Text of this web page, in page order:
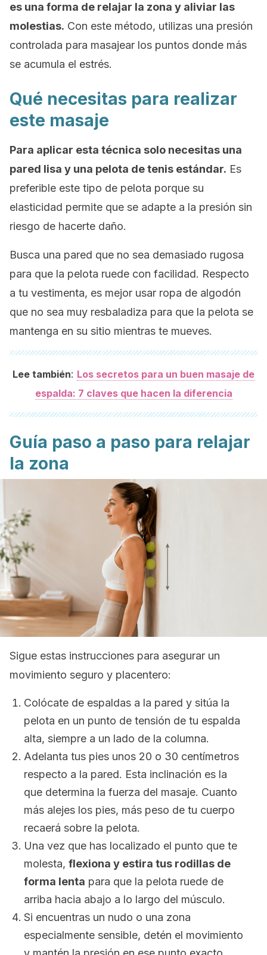
es una forma de relajar la zona y aliviar las
molestias. Con este método, utilizas una presión
controlada para masajear los puntos donde más
se acumula el estrés.
Qué necesitas para realizar
este masaje
Para aplicar esta técnica solo necesitas una
pared lisa y una pelota de tenis estándar. Es
preferible este tipo de pelota porque su
elasticidad permite que se adapte a la presión sin
riesgo de hacerte daño.
Busca una pared que no sea demasiado rugosa
para que la pelota ruede con facilidad. Respecto
a tu vestimenta, es mejor usar ropa de algodón
que no sea muy resbaladiza para que la pelota se
mantenga en su sitio mientras te mueves.
Lee también: Los secretos para un buen masaje de
espalda: 7 claves que hacen la diferencia
Guía paso a paso para relajar
la zona
Sigue estas instrucciones para asegurar un
movimiento seguro y placentero:
Colócate de espaldas a la pared y sitúa la
pelota en un punto de tensión de tu espalda
alta, siempre a un lado de la columna.
Adelanta tus pies unos 20 o 30 centímetros
respecto a la pared. Esta inclinación es la
que determina la fuerza del masaje. Cuanto
más alejes los pies, más peso de tu cuerpo
recaerá sobre la pelota.
Una vez que has localizado el punto que te
molesta, flexiona y estira tus rodillas de
forma lenta para que la pelota ruede de
arriba hacia abajo a lo largo del músculo.
Si encuentras un nudo o una zona
especialmente sensible, detén el movimiento